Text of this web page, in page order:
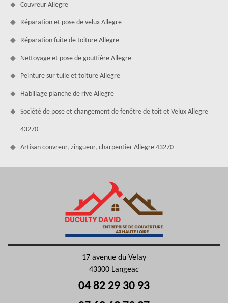
Couvreur Allegre
Réparation et pose de velux Allegre
Réparation fuite de toiture Allegre
Nettoyage et pose de gouttière Allegre
Peinture sur tuile et toiture Allegre
Habillage planche de rive Allegre
Société de pose et changement de fenêtre de toit et Velux Allegre
43270
Artisan couvreur, zingueur, charpentier Allegre 43270
17 avenue du Velay
43300 Langeac
04 82 29 30 93